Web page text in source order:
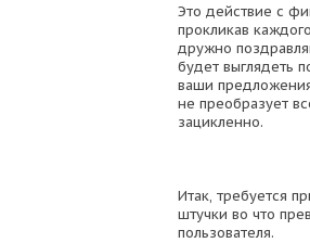
Это действие с
прокликав
дружно
будет выглядеть
ваши
не преобразует
зацикленно.
Итак, требуется
штучки во что
пользователя.